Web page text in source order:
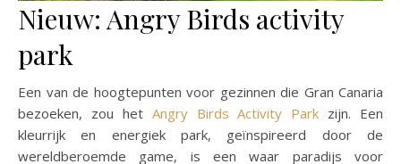
Nieuw: Angry Birds activity
park
Een van de hoogtepunten voor gezinnen die Gran Canaria
bezoeken, zou het Angry Birds Activity Park zijn. Een
kleurrijk en energiek park, geïnspireerd door de
wereldberoemde game, is een waar paradijs voor